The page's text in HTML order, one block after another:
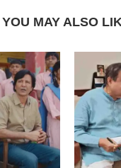
YOU MAY ALSO